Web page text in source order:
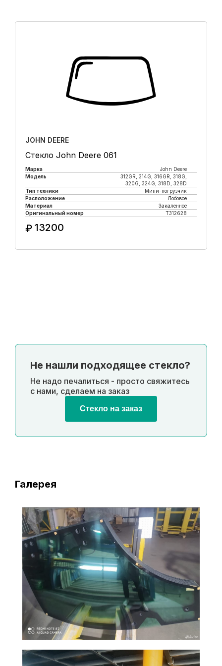
JOHN DEERE
Стекло John Deere 061
Марка
John Deere
Модель
312GR, 314G, 316GR, 318G,
320G, 324G, 318D, 328D
Тип техники
Мини-погрузчик
Расположение
Лобовое
Материал
Закаленное
Оригинальный номер
T312628
₽ 13200
Не нашли подходящее стекло?
Не надо печалиться - просто свяжитесь
с нами, сделаем на заказ
Стекло на заказ
Галерея